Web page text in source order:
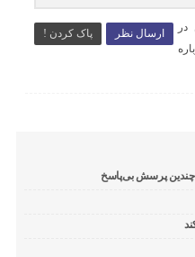
ارسال نظر پاک کردن !
در
چندین پرسش بی‌پاسخ